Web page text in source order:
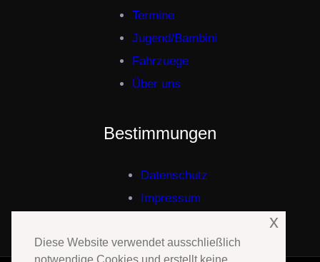
Termine
Jugend/Bambini
Fahrzuege
Über uns
Bestimmungen
Datenschutz
Impressum
Diese Website verwendet ausschließlich
x